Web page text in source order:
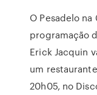
O Pesadelo
programação
Erick Jacquin
um
20h05, no